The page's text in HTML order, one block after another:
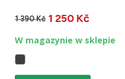
1 390 Kč 1 250 Kč
W magazynie w sklepie